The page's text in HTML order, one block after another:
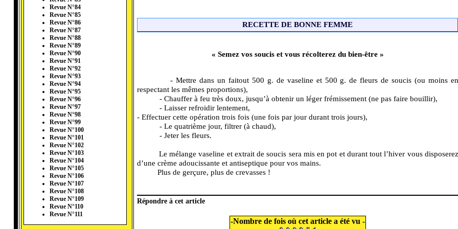
Revue N°84
Revue N°85
Revue N°86
Revue N°87
Revue N°88
Revue N°89
Revue N°90
Revue N°91
Revue N°92
Revue N°93
Revue N°94
Revue N°95
Revue N°96
Revue N°97
Revue N°98
Revue N°99
Revue N°100
Revue N°101
Revue N°102
Revue N°103
Revue N°104
Revue N°105
Revue N°106
Revue N°107
Revue N°108
Revue N°109
Revue N°110
Revue N°111
RECETTE DE BONNE FEMME
« Semez vos soucis et vous récolterez du bien-être »
- Mettre dans un faitout 500 g. de vaseline et 500 g. de fleurs de soucis (ou moins
respectant les mêmes proportions),
- Chauffer à feu très doux, jusqu’à obtenir un léger frémissement (ne pas faire bouillir),
- Laisser refroidir lentement,
- Effectuer cette opération trois fois (une fois par jour durant trois jours),
- Le quatrième jour, filtrer (à chaud),
- Jeter les fleurs.
Le mélange vaseline et extrait de soucis sera mis en pot et durant tout l’hiver vous
d’une crème adoucissante et antiseptique pour vos mains.
Plus de gerçure, plus de crevasses !
Répondre à cet article
-Nombre de fois où cet article a été vu -